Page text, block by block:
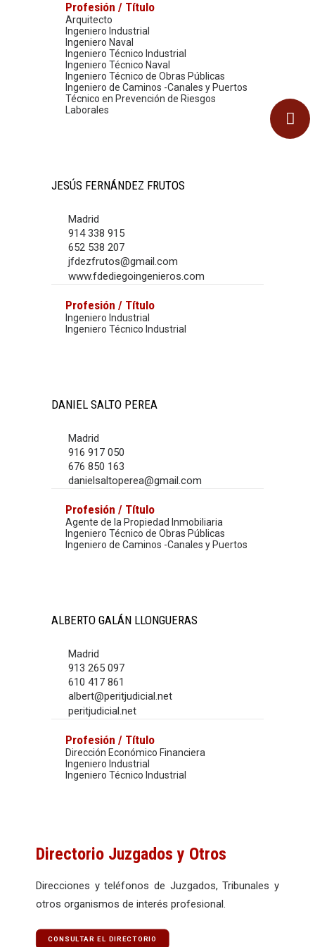
Profesión / Título
Arquitecto
Ingeniero Industrial
Ingeniero Naval
Ingeniero Técnico Industrial
Ingeniero Técnico Naval
Ingeniero Técnico de Obras Públicas
Ingeniero de Caminos -Canales y Puertos
Técnico en Prevención de Riesgos
Laborales
JESÚS FERNÁNDEZ FRUTOS
Madrid
914 338 915
652 538 207
jfdezfrutos@gmail.com
www.fdediegoingenieros.com
Profesión / Título
Ingeniero Industrial
Ingeniero Técnico Industrial
DANIEL SALTO PEREA
Madrid
916 917 050
676 850 163
danielsaltoperea@gmail.com
Profesión / Título
Agente de la Propiedad Inmobiliaria
Ingeniero Técnico de Obras Públicas
Ingeniero de Caminos -Canales y Puertos
ALBERTO GALÁN LLONGUERAS
Madrid
913 265 097
610 417 861
albert@peritjudicial.net
peritjudicial.net
Profesión / Título
Dirección Económico Financiera
Ingeniero Industrial
Ingeniero Técnico Industrial
Directorio Juzgados y Otros
Direcciones y teléfonos de Juzgados, Tribunales y
otros organismos de interés profesional.
CONSULTAR EL DIRECTORIO